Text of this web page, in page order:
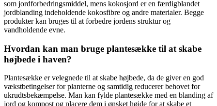
som jordforbedringsmiddel, mens kokosjord er en færdigblandet
jordblanding indeholdende kokosfibre og andre materialer. Begge
produkter kan bruges til at forbedre jordens struktur og
vandholdende evne.
Hvordan kan man bruge plantesække til at skabe
højbede i haven?
Plantesække er velegnede til at skabe højbede, da de giver en god
vækstbetingelser for planterne og samtidig reducerer behovet for
ukrudtsbekæmpelse. Man kan fylde plantesække med en blanding af
jord og kompost og placere dem i ønsket højde for at skabe et